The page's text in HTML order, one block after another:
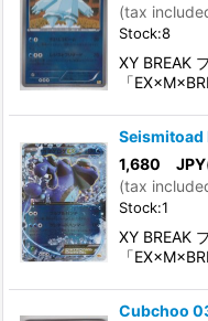
(tax
Stock:8
XY BREAK
「
Seismitoad
1,680 JPY
(tax
Stock:1
XY BREAK
「
Cubchoo